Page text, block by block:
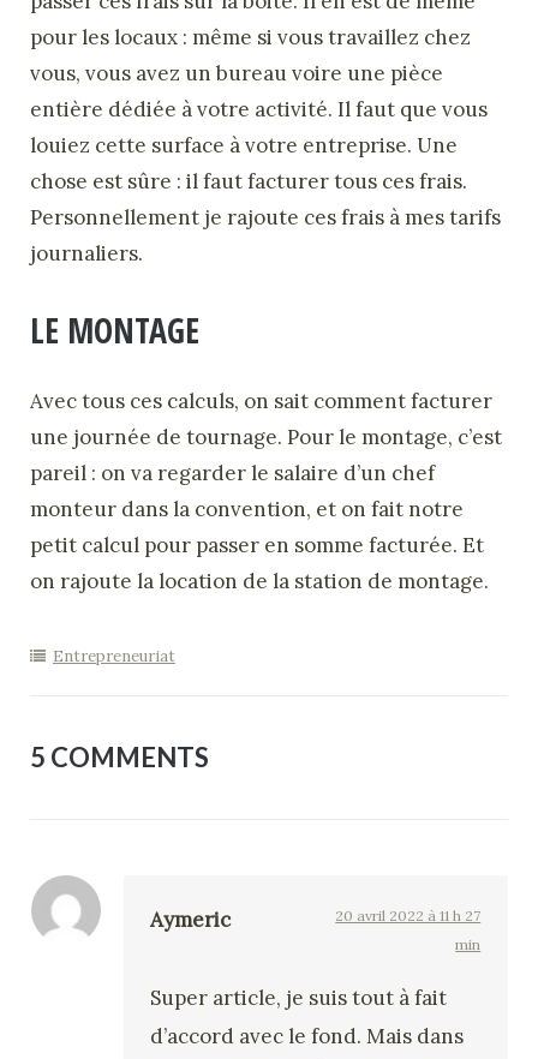
pour les locaux : même si vous travaillez chez
vous, vous avez un bureau voire une pièce
entière dédiée à votre activité. Il faut que vous
louiez cette surface à votre entreprise. Une
chose est sûre : il faut facturer tous ces frais.
Personnellement je rajoute ces frais à mes tarifs
journaliers.
LE MONTAGE
Avec tous ces calculs, on sait comment facturer
une journée de tournage. Pour le montage, c’est
pareil : on va regarder le salaire d’un chef
monteur dans la convention, et on fait notre
petit calcul pour passer en somme facturée. Et
on rajoute la location de la station de montage.
Entrepreneuriat
5 COMMENTS
Aymeric
20 avril 2022 à 11 h 27
min
Super article, je suis tout à fait
d’accord avec le fond. Mais dans